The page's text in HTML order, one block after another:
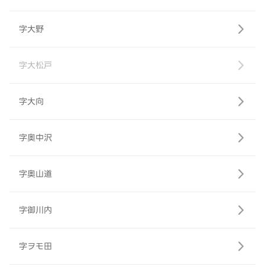
字大野
字大松戸
字大向
字奥中沢
字奥山道
字御川内
字ヲモ田